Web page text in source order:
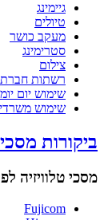
גיימינג
טיולים
מעקב כושר
סטרימינג
צילום
רשתות
שימוש יום
שימוש משרדי
ביקורות מסכי
מסכי טלוויזיה
Fujicom